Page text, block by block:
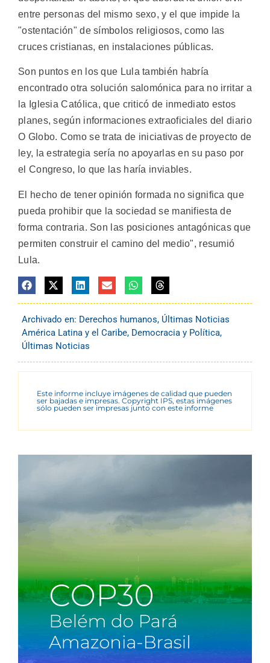
entre personas del mismo sexo, y el que impide la
"ostentación" de símbolos religiosos, como las
cruces cristianas, en instalaciones públicas.
Son puntos en los que Lula también habría
encontrado otra solución salomónica para no irritar a
la Iglesia Católica, que criticó de inmediato estos
planes, según informaciones extraoficiales del diario
O Globo. Como se trata de iniciativas de proyecto de
ley, la estrategia sería no apoyarlas en su paso por
el Congreso, lo que las haría inviables.
El hecho de tener opinión formada no significa que
pueda prohibir que la sociedad se manifiesta de
forma contraria. Son las posiciones antagónicas que
permiten construir el camino del medio", resumió
Lula.
Archivado en: Derechos humanos, Últimas Noticias
América Latina y el Caribe, Democracia y Política,
Últimas Noticias
Este informe incluye imágenes de calidad que pueden
ser bajadas e impresas. Copyright IPS, estas imágenes
sólo pueden ser impresas junto con este informe